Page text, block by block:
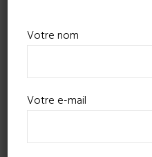
Votre nom
Votre e-mail